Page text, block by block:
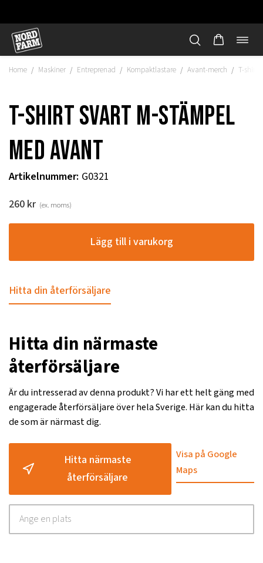
Hoppa
innehåll
Home / Maskiner / Entreprenad / Kompaktlastare / Avant-merch / T-shirt
T-shirt svart m-stämpel
med Avant
Artikelnummer: G0321
260 kr (ex. moms)
Lägg till i varukorg
Hitta din återförsäljare
Hitta din närmaste
återförsäljare
Är du intresserad av denna produkt? Vi har ett helt gäng med
engagerade återförsäljare över hela Sverige. Här kan du hitta
de som är närmast dig.
Hitta närmaste
återförsäljare
Visa på Google
Maps